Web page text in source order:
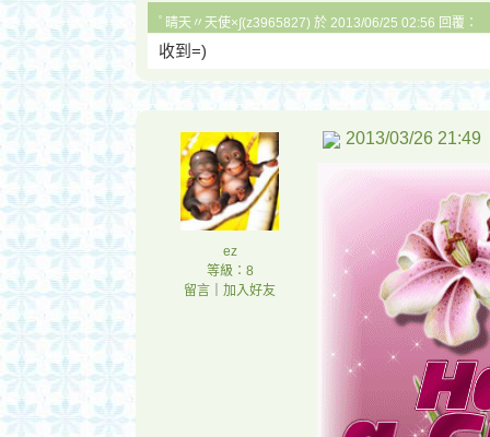
ﾟ晴天〃天使×∫(z3965827) 於 2013/06/25 02:56 回覆：
收到=)
ez
等級：8
留言
加入好友
2013/03/26 21:49